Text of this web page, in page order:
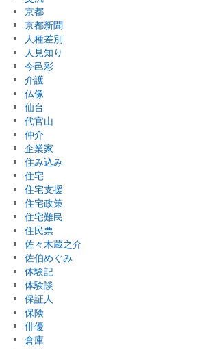
京都
京都新聞
人種差別
人見知り
今邑彩
介護
仏像
仙台
代官山
仲介
企業家
住み込み
住宅
住宅支援
住宅政策
住宅難民
住民票
佐々木蔵之介
佐伯めぐみ
体験記
体験談
保証人
保険
俳優
倉庫